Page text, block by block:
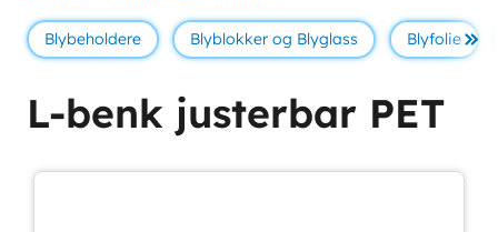
Blybeholdere Blyblokker og Blyglass Blyfolie Se
L-benk justerbar PET